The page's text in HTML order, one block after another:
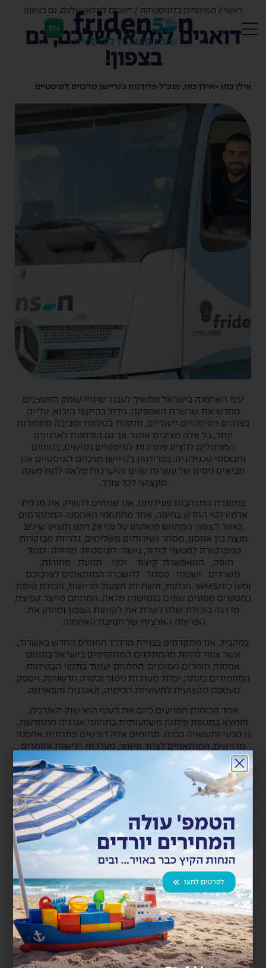
EN
ראשי / המומחים בלוגיסטיקה / דואגים למלאי שלכם, גם בצפון!
דואגים למלאי שלכם, גם
בצפון!
אילן כהן -אילן כהן, מנכ"ל פרידנזון ג'נריישן מרכזים לוגיסטיים
ענף האחסנה בישראל ממשיך לעבור שינויי עומק המעצבים
מחדש את שרשרת האספקה: גידול בהיקפי היבוא, עלייה
בצרכים לוגיסטיים ייעודיים, ותקנות בטיחות וסביבה מחמירות
יותר, כל אלה מציבים אתגר אך גם הזדמנות לארגונים
המסוגלים להציע פתרונות לוגיסטיים גמישים, בטוחים
ומבוססי טכנולוגיה. בפרידנזון ג'נריישן מרכזים לוגיסטיים אנו
מביאים ניסיון של עשרות שנים והיערכות מלאה לתת מענה
מקצועי לכל צורך.
במסגרת התרחבות פעילותנו, אנו שמחים להשיק את מרלו״ג
אדמירלטי החדש בחיפה, אחד ממתחמי האחסנה המתקדמים
באזור הצפון. המתחם משתרע על פני 29 דונם ומציע שילוב
מנצח בין אחסון, מסחר ושירותים משלימים, גלריות מבוקרות
טמפרטורה למטעני קירור, גישה לוגיסטית מהירה לנמל
חיפה, המאפשרת קיצור זמני תנועת סחורות,
משרדים ושטחי מסחר להשכרה המותאמים לצרכיכם
ומערכותWMS חכמות, תשתיות תפעול חדישות, ויכולת טיפול
במטענים מסוגים שונים בגמישות מלאה. המתחם מייצר קפיצת
מדרגה ביכולת שלנו לשרת את לקוחות הצפון ומחזק את
הפריסה הארצית של חטיבת האחסנה.
במקביל, אנו מתקדמים בבניית מרלו״ג החומ״ס החדש באשדוד,
אשר צפוי להיות מהמתקנים המתקדמים בישראל בתחום
אחסנת חומרים מסוכנים. המתחם יעמוד בתקני הבטיחות
המחמירים ביותר, יכלול מערכות ניטור ובקרה חדשניות, ויספק
מעטפת מקצועית לתעשיות הכימיה, האנרגיה והפארמה.
אחד הכוחות המניעים כיום את הענף הוא שוק האנרגיה,
הנמצא בתנופת פיתוח משמעותית בתחומי אנרגיה מתחדשת,
גז טבעי ותעשייה כבדה. תחומים אלה דורשים פתרונות אחסנה
מדויקים, המותאמים לציוד מיוחד, מערכות רגישות וחומרים
הדורשים תנאי שמירה מוקפדים. היכולות שלנו בתחומי
האחסון, הקירור והחומ״ס מאפשרות לחברות אלו לקבל
מעטפת שירות אמינה ויציבה כחלק בלתי נפרד מרציפות
התפעול שלהן. כלל הפתרונות הללו משתלבים באופן מלא עם
שירותי השילוח הימי והאווירי
, התובלה,עמילות המכס
והלוגיסטיקה הפרויקטאלית של קבוצת פרידנזון וביחד
מאפשרים לנו להציע ללקוחותינו פתרון מותאם, יעיל ובטוח
לכל שלב בשרשרת האספקה.
תודה על האמון והשותפות. אנו מזמינים אתכם להמשיך לצמוח
איתנו אל מול האתגרים וההזדמנויות של עולם האחסנה
והלוגיסטיקה בישראל.
שיתוף